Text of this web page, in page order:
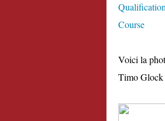
Course
Voici la
Timo Glock